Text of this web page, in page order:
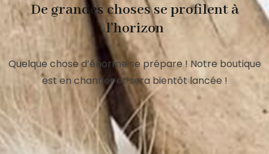
De grandes choses se profilent à
l’horizon
Quelque chose d’énorme se prépare ! Notre boutique
est en chantier et sera bientôt lancée !